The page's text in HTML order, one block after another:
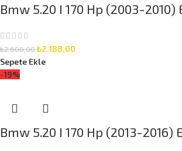
Bmw 5.20 I 170 Hp (2003-
₺2.600,00₺2.188,00
Sepete Ekle
-19%
Bmw 5.20 I 170 Hp (2013-